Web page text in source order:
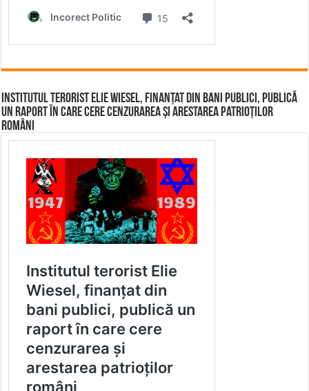
Institutul terorist Elie Wiesel, finanțat din bani publici, publică
un raport în care cere cenzurarea și arestarea patrioților
români